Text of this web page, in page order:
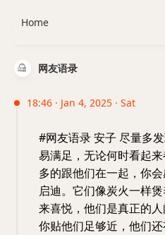
网友语录
18:46 · Jan 4, 2025 · Sat
#网友语录 安子 尽量多
易满足，无论何时看起
多的跟他们在一起，你
启迪。它们像炭火一样
来喜悦，他们是真正的
你贴他们足够近，他们
Home